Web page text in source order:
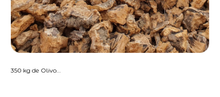
350 kg de Olivo...